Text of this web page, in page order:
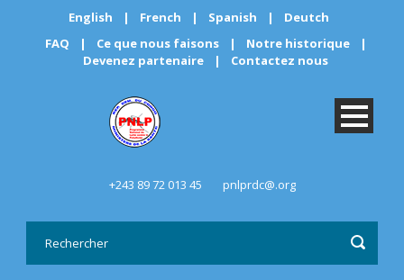
English | French | Spanish |
Deutch
FAQ
| Ce que nous faisons | Notre historique
|
Devenez partenaire
| Contactez nous
+243 89 72 013 45 pnlprdc@.org